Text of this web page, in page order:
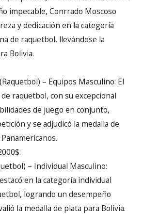
impecable, Conrrado Moscoso
y dedicación en la categoría
de raquetbol, llevándose la
Bolivia.
– Equipos Masculino: El
raquetbol, con su excepcional
de juego en conjunto,
y se adjudicó la medalla de
– Individual Masculino:
en la categoría individual
logrando un desempeño
la medalla de plata para Bolivia.